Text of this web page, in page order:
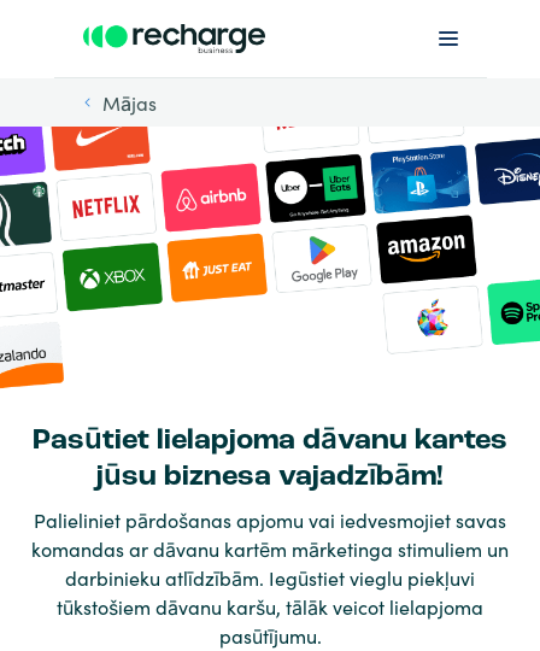
Mājas
Pasūtiet lielapjoma dāvanu kartes
jūsu biznesa vajadzībām!
Palieliniet pārdošanas apjomu vai iedvesmojiet savas
komandas ar dāvanu kartēm mārketinga stimuliem un
darbinieku atlīdzībām. Iegūstiet vieglu piekļuvi
tūkstošiem dāvanu karšu, tālāk veicot lielapjoma
pasūtījumu.